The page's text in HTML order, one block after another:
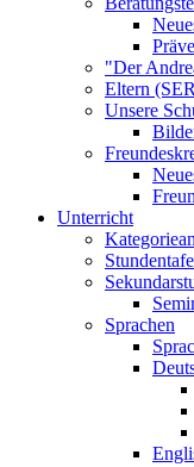
"Der
Eltern
Unsere
Unterricht
Sprachen